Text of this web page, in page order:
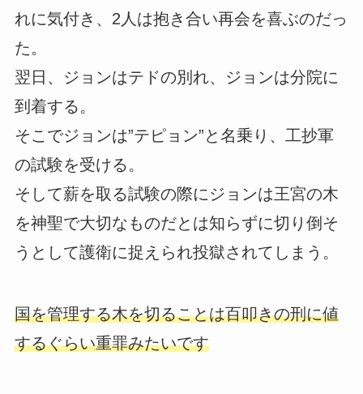
れに気付き、2人は抱き合い再会を喜ぶのだっ
た。
翌日、ジョンはテドの別れ、ジョンは分院に
到着する。
そこでジョンは”テピョン”と名乗り、工抄軍
の試験を受ける。
そして薪を取る試験の際にジョンは王宮の木
を神聖で大切なものだとは知らずに切り倒そ
うとして護衛に捉えられ投獄されてしまう。
国を管理する木を切ることは百叩きの刑に値
するぐらい重罪みたいです